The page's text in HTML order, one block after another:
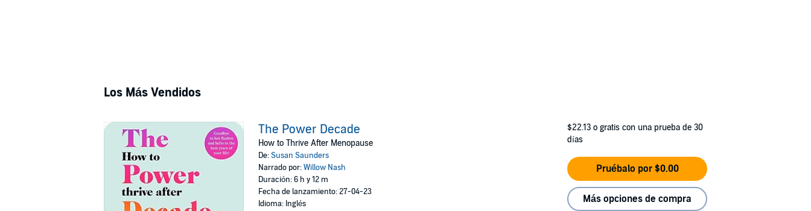
Los Más Vendidos
The Power Decade
How to Thrive After Menopause
De:Susan Saunders
Narrado por:Willow Nash
Duración: 6 h y 12 m
Fecha de lanzamiento: 27-04-23
Idioma: Inglés
$22.13 o gratis con una prueba de 30
días
Pruébalo por $0.00
Más opciones de compra